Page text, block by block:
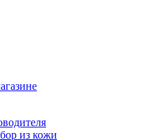
из кожи